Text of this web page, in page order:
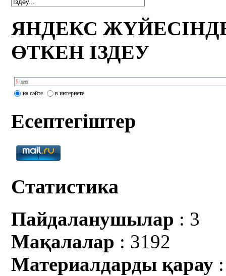
ЯНДЕКС
ӨТКЕН ІЗДЕУ
на сайте в интернете
Есептегіштер
Статистика
Пайдаланушылар : 3
Мақалалар : 3192
Материалдарды қарау